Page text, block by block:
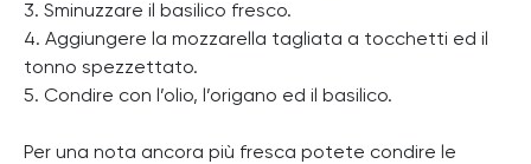
3. Sminuzzare il basilico fresco.
4. Aggiungere la mozzarella tagliata a tocchetti ed il
tonno spezzettato.
5. Condire con l’olio, l’origano ed il basilico.
Per una nota ancora più fresca potete condire le